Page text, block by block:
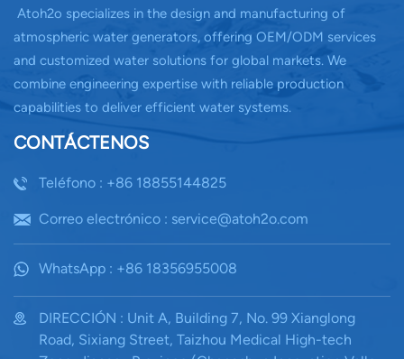
Atoh2o specializes in the design and manufacturing of
atmospheric water generators, offering OEM/ODM services
and customized water solutions for global markets. We
combine engineering expertise with reliable production
capabilities to deliver efficient water systems.
CONTÁCTENOS
Teléfono : +86 18855144825
Correo electrónico : service@atoh2o.com
WhatsApp : +86 18356955008
DIRECCIÓN : Unit A, Building 7, No. 99 Xianglong
Road, Sixiang Street, Taizhou Medical High-tech